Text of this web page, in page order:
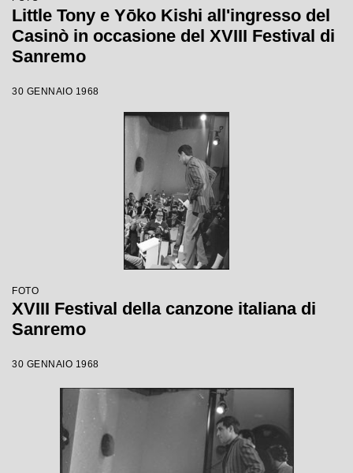
Little Tony e Yōko Kishi all'ingresso del
Casinò in occasione del XVIII Festival di
Sanremo
30 GENNAIO 1968
FOTO
XVIII Festival della canzone italiana di
Sanremo
30 GENNAIO 1968